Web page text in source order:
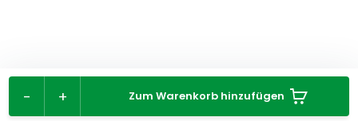
+
- Zum Warenkorb hinzufügen